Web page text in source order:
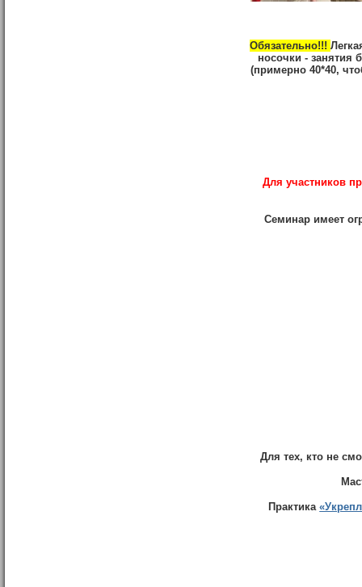
Обязательно!!!
носочки - занятия
(примерно 40*40,
Для участников
Семинар имеет
Для тех, кто не
Практика